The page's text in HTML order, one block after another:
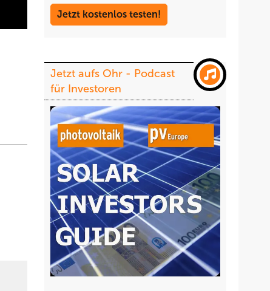
Jetzt kostenlos testen!
Jetzt aufs Ohr - Podcast
für Investoren